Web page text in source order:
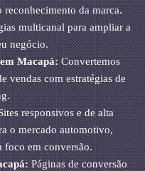
reconhecimento da marca.
multicanal para ampliar a
negócio.
Macapá:Convertemos
vendas com estratégias de
responsivos e de alta
o mercado automotivo,
foco em conversão.
Páginas de conversão